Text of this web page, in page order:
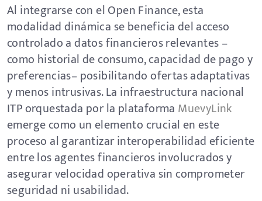
Al integrarse con el Open Finance, esta
modalidad dinámica se beneficia del acceso
controlado a datos financieros relevantes –
como historial de consumo, capacidad de pago y
preferencias– posibilitando ofertas adaptativas
y menos intrusivas. La infraestructura nacional
ITP orquestada por la plataforma MuevyLink
emerge como un elemento crucial en este
proceso al garantizar interoperabilidad eficiente
entre los agentes financieros involucrados y
asegurar velocidad operativa sin comprometer
seguridad ni usabilidad.